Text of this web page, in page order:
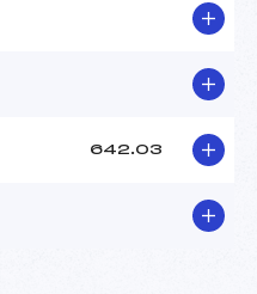
642.03